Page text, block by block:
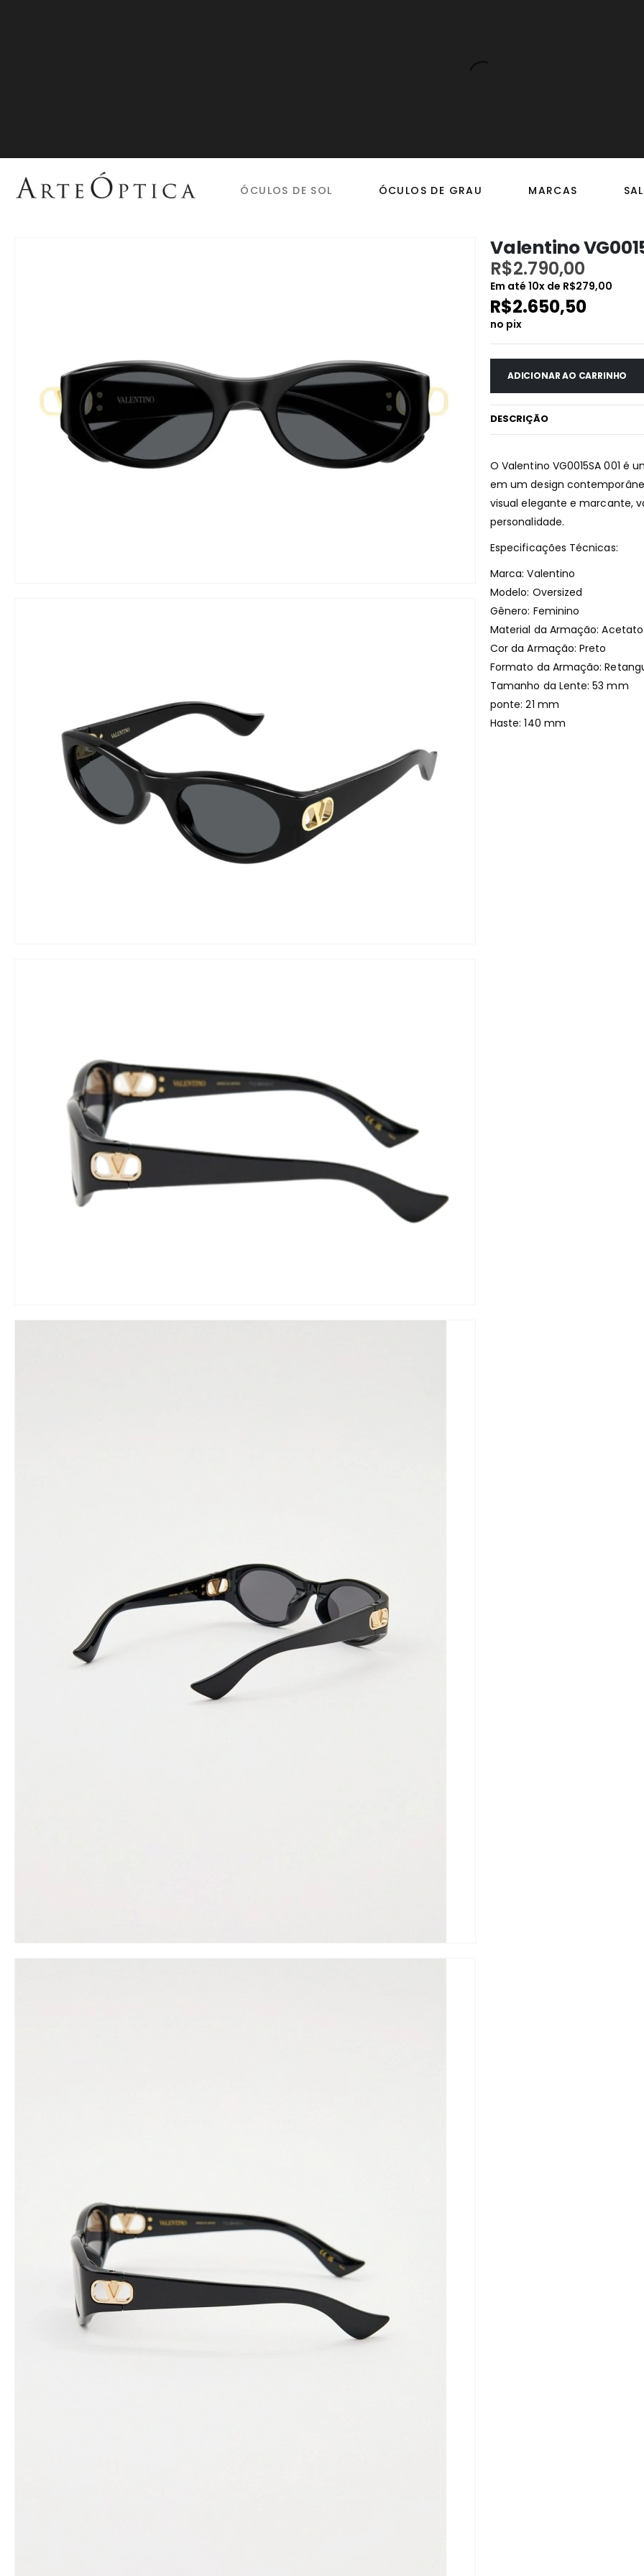
ÓCULOS DE SOL ÓCULOS DE GRAU MARCAS
Valentino
R$2.790,00
Em até 10x de R$279,00
R$2.650,50
no pix
ADICIONAR AO CARRINHO
DESCRIÇÃO
O Valentino VG0015SA 001
em um design
visual elegante e marcante,
personalidade.
Especificações Técnicas:
Marca: Valentino
Modelo: Oversized
Gênero: Feminino
Material da Armação: Acetato
Cor da Armação: Preto
Formato da Armação:
Tamanho da Lente: 53 mm
ponte: 21 mm
Haste: 140 mm